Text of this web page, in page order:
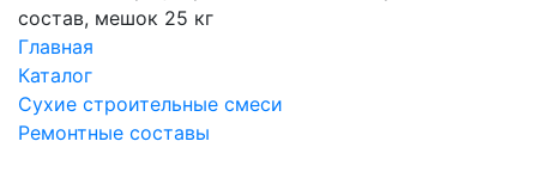
состав, мешок 25 кг
Главная
Каталог
Сухие строительные смеси
Ремонтные составы